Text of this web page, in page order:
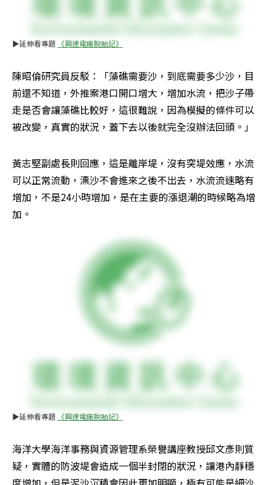
▶延伸看專題 《興達電廠脫胎記》
陳昭倫研究員反駁：「藻礁需要沙，到底需要多少沙，目
前還不知道，外推案港口開口增大，增加水流，把沙子帶
走是否會讓藻礁比較好，這很難說，因為模擬的條件可以
被改變，真實的狀況，蓋下去以後就完全沒辦法回頭。」
黃志堅副處長則回應，這是離岸堤，沒有突堤效應，水流
可以正常流動，漂沙不會進來之後不出去，水流流速略有
增加，不是24小時增加，是在主要的漲退潮的時候略為增
加。
▶延伸看專題 《興達電廠脫胎記》
海洋大學海洋事務與資源管理系榮譽講座教授邱文彥則質
疑，實體的防波堤會造成一個半封閉的狀況，讓港內靜穩